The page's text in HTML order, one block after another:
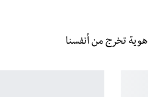
تخرج من أنفسنا